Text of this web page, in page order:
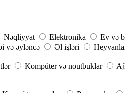
Nəqliyyat Elektronika Ev və
və əyləncə Əl işləri
Kompüter və noutbuklar